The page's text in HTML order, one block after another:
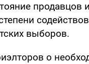
продавцов
выборов.
о